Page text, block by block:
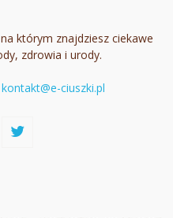
którym znajdziesz ciekawe
zdrowia i urody.
kontakt@e-ciuszki.pl